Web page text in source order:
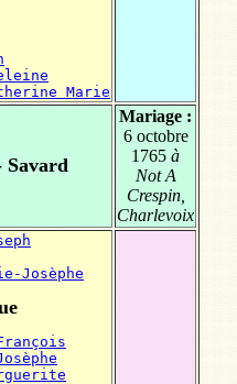
Marie
Savard
Mariage :
6 octobre
1765 à
Not A
Crespin,
Charlevoix
Josèphe